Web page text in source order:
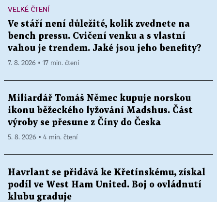
VELKÉ ČTENÍ
Ve stáří není důležité, kolik zvednete na
bench pressu. Cvičení venku a s vlastní
vahou je trendem. Jaké jsou jeho benefity?
7. 8. 2026 ▪ 17 min. čtení
Miliardář Tomáš Němec kupuje norskou
ikonu běžeckého lyžování Madshus. Část
výroby se přesune z Číny do Česka
5. 8. 2026 ▪ 4 min. čtení
Havrlant se přidává ke Křetínskému, získal
podíl ve West Ham United. Boj o ovládnutí
klubu graduje